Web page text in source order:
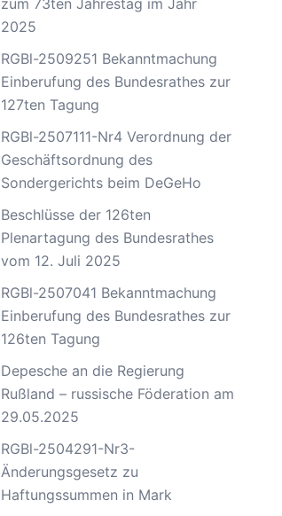
2025
RGBl-2509251 Bekanntmachung
Einberufung des Bundesrathes zur
127ten Tagung
RGBl-2507111-Nr4 Verordnung der
Geschäftsordnung des
Sondergerichts beim DeGeHo
Beschlüsse der 126ten
Plenartagung des Bundesrathes
vom 12. Juli 2025
RGBl-2507041 Bekanntmachung
Einberufung des Bundesrathes zur
126ten Tagung
Depesche an die Regierung
Rußland – russische Föderation am
29.05.2025
RGBl-2504291-Nr3-
Änderungsgesetz zu
Haftungssummen in Mark